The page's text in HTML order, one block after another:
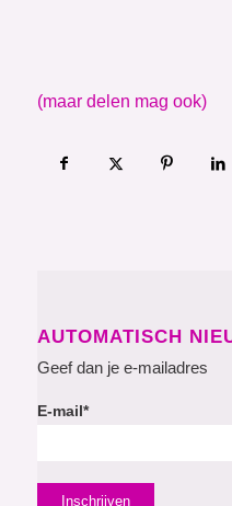
(maar delen mag ook)
AUTOMATISCH
Geef dan je e-mailadres
E-mail*